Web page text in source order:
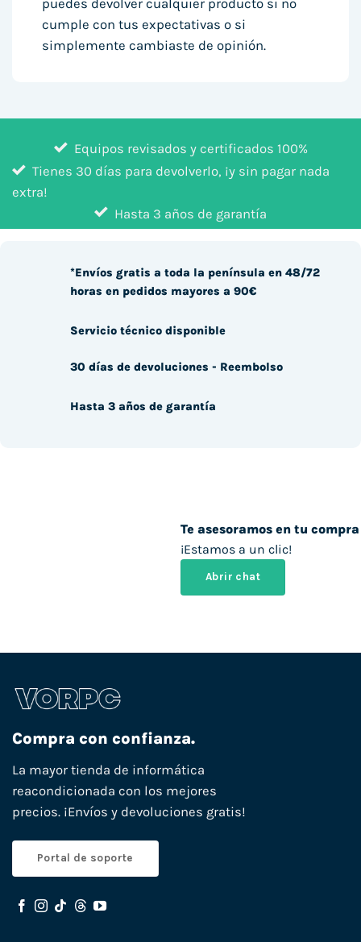
puedes devolver cualquier producto si no
cumple con tus expectativas o si
simplemente cambiaste de opinión.
Equipos revisados y certificados 100%
Tienes 30 días para devolverlo, ¡y sin pagar nada
extra!
Hasta 3 años de garantía
Te asesoramos en tu compra
¡Estamos a un clic!
Abrir chat
*Envíos gratis a toda la península en 48/72
horas en pedidos mayores a 90€
Servicio técnico disponible
30 días de devoluciones - Reembolso
Hasta 3 años de garantía
Compra con confianza.
La mayor tienda de informática
reacondicionada con los mejores
precios. ¡Envíos y devoluciones gratis!
Portal de soporte